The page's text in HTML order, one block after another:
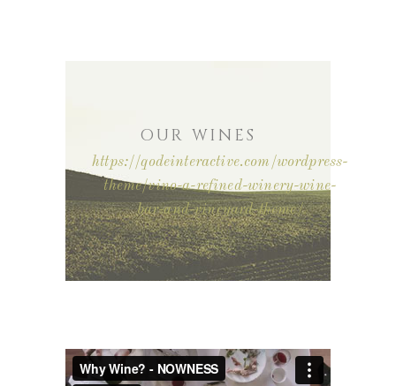
OUR WINES
https://qodeinteractive.com/wordpress-
theme/vino-a-refined-winery-wine-
bar-and-vineyard-theme/